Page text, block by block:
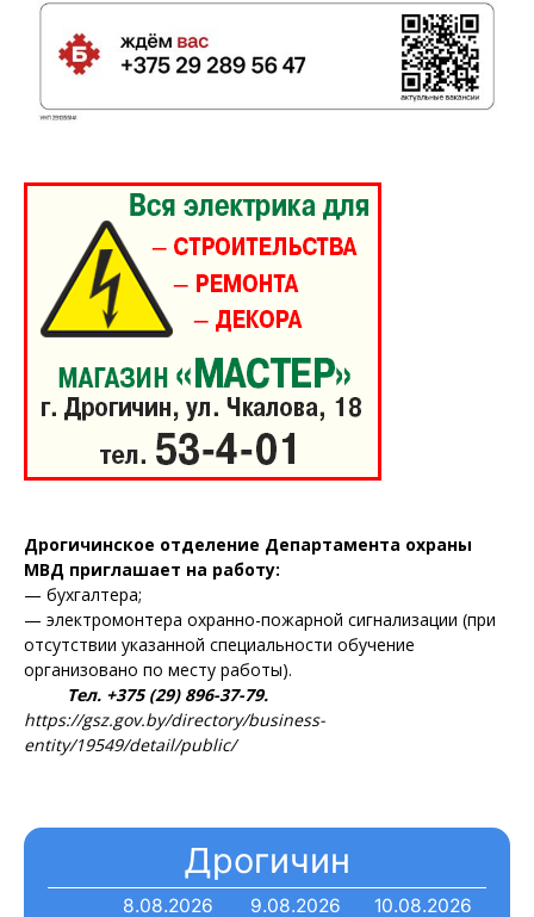
Дрогичинское отделение Департамента охраны
МВД приглашает на работу:
— бухгалтера;
— электромонтера охранно-пожарной сигнализации (при
отсутствии указанной специальности обучение
организовано по месту работы).
Тел. +375 (29) 896-37-79.
https://gsz.gov.by/directory/business-
entity/19549/detail/public/
Дрогичин
8.08.2026
9.08.2026
10.08.2026